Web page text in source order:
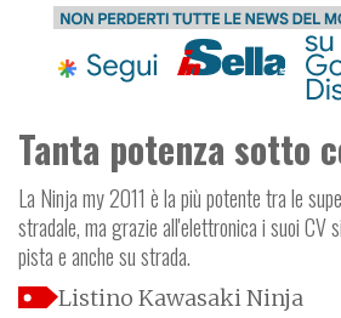
Tanta potenza sotto
La Ninja my 2011 è la più potente tra le
stradale, ma grazie all'elettronica i suoi CV
pista e anche su strada.
Listino Kawasaki Ninja